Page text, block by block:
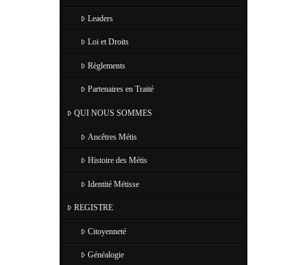
Leaders
Loi et Droits
Règlements
Partenaires en Traité
QUI NOUS SOMMES
Ancêtres Métis
Histoire des Métis
Identité Métisse
REGISTRE
Citoyenneté
Généalogie